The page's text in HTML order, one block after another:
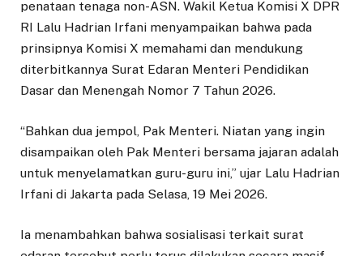
penataan tenaga non-ASN. Wakil Ketua Komisi X DPR
RI Lalu Hadrian Irfani menyampaikan bahwa pada
prinsipnya Komisi X memahami dan mendukung
diterbitkannya Surat Edaran Menteri Pendidikan
Dasar dan Menengah Nomor 7 Tahun 2026.
“Bahkan dua jempol, Pak Menteri. Niatan yang ingin
disampaikan oleh Pak Menteri bersama jajaran adalah
untuk menyelamatkan guru-guru ini,” ujar Lalu Hadrian
Irfani di Jakarta pada Selasa, 19 Mei 2026.
Ia menambahkan bahwa sosialisasi terkait surat